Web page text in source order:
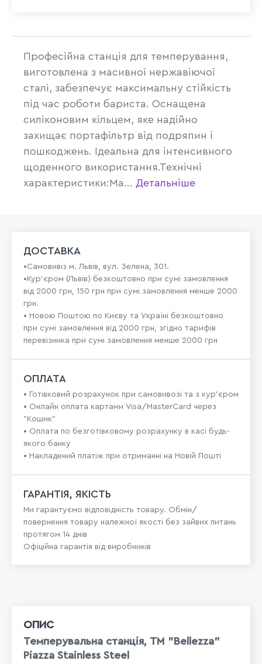
Професійна станція для темперування,
виготовлена з масивної нержавіючої
сталі, забезпечує максимальну стійкість
під час роботи бариста. Оснащена
силіконовим кільцем, яке надійно
захищає портафільтр від подряпин і
пошкоджень. Ідеальна для інтенсивного
щоденного використання.Технічні
характеристики:Ма... Детальніше
ДОСТАВКА
•Самовивіз м. Львів, вул. Зелена, 301.
•Кур'єром (Львів) безкоштовно при сумі замовлення
від 2000 грн, 150 грн при сумі замовлення менше 2000
грн.
• Новою Поштою по Києву та Україні безкоштовно
при сумі замовлення від 2000 грн, згідно тарифів
перевізника при сумі замовлення менше 2000 грн
ОПЛАТА
• Готівковий розрахунок при самовивозі та з кур’єром
• Онлайн оплата картами Visa/MasterCard через
"Кошик"
• Оплата по безготівковому розрахунку в касі будь-
якого банку
• Накладений платіж при отриманні на Новій Пошті
ГАРАНТІЯ, ЯКІСТЬ
Ми гарантуємо відповідність товару. Обмін/
повернення товару належної якості без зайвих питань
протягом 14 днів
Офіційна гарантія від виробників
ОПИС
Темперувальна станція, ТМ "Bellezza"
Piazza Stainless Steel